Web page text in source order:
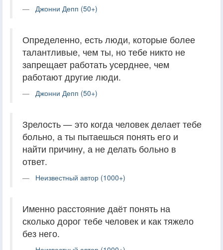
Джонни Депп (50+)
Определенно, есть люди, которые более
талантливые, чем ты, но тебе никто не
запрещает работать усерднее, чем
работают другие люди.
Джонни Депп (50+)
Зрелость — это когда человек делает тебе
больно, а ты пытаешься понять его и
найти причину, а не делать больно в
ответ.
Неизвестный автор (1000+)
Именно расстояние даёт понять на
сколько дорог тебе человек и как тяжело
без него.